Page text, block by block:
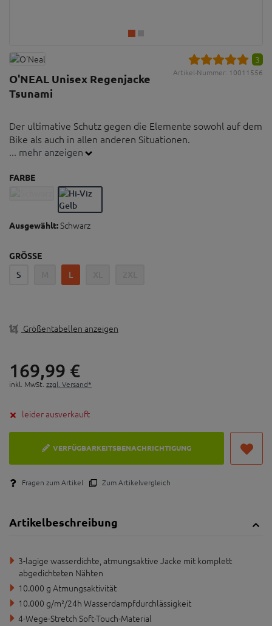
3
Artikel-Nummer: 10011556
O'NEAL Unisex Regenjacke
Tsunami
Der ultimative Schutz gegen die Elemente sowohl auf dem
Bike als auch in allen anderen Situationen.
komplett abgedichteten Nähten
Wasserdichter durchgängiger Frontreißverschluss
3-fach verstellbare Kapuze, kompatibel mit
Integralhelmen
Komplett wasserdichte Innentasche zum
Trockenhalten von Smartphone/Medien
... mehr anzeigen
FARBE
Ausgewählt:Schwarz
GRÖSSE
S L
Größentabellen anzeigen
169,99 €
inkl. MwSt. zzgl. Versand*
leider ausverkauft
VERFÜGBARKEITSBENACHRICHTIGUNG
Fragen zum Artikel Zum Artikelvergleich
Artikelbeschreibung
3-lagige wasserdichte, atmungsaktive Jacke mit komplett
abgedichteten Nähten
10.000 g Atmungsaktivität
10.000 g/m²/24h Wasserdampfdurchlässigkeit
4-Wege-Stretch Soft-Touch-Material